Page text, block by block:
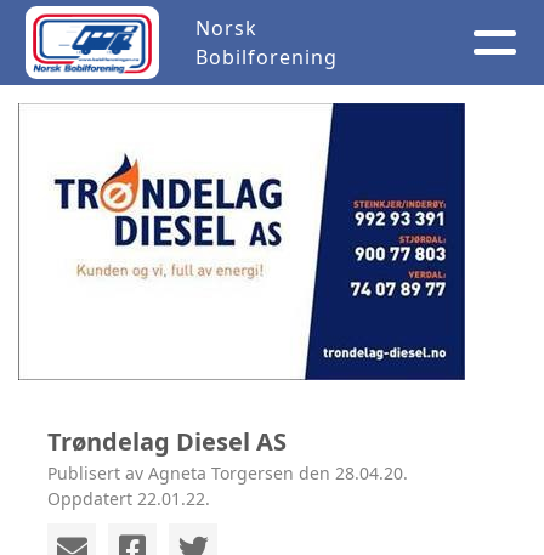
Norsk
Bobilforening
Trøndelag Diesel AS
Publisert av Agneta Torgersen den 28.04.20.
Oppdatert 22.01.22.